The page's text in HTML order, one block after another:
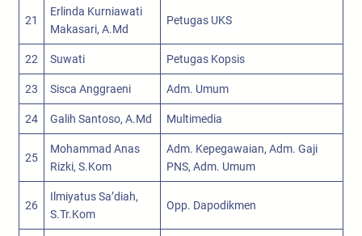
21
Erlinda Kurniawati
Makasari, A.Md
Petugas UKS
22 Suwati Petugas Kopsis
23 Sisca Anggraeni Adm. Umum
24 Galih Santoso, A.Md Multimedia
25
Mohammad Anas
Rizki, S.Kom
Adm. Kepegawaian, Adm. Gaji
PNS, Adm. Umum
26
Ilmiyatus Sa’diah,
S.Tr.Kom
Opp. Dapodikmen